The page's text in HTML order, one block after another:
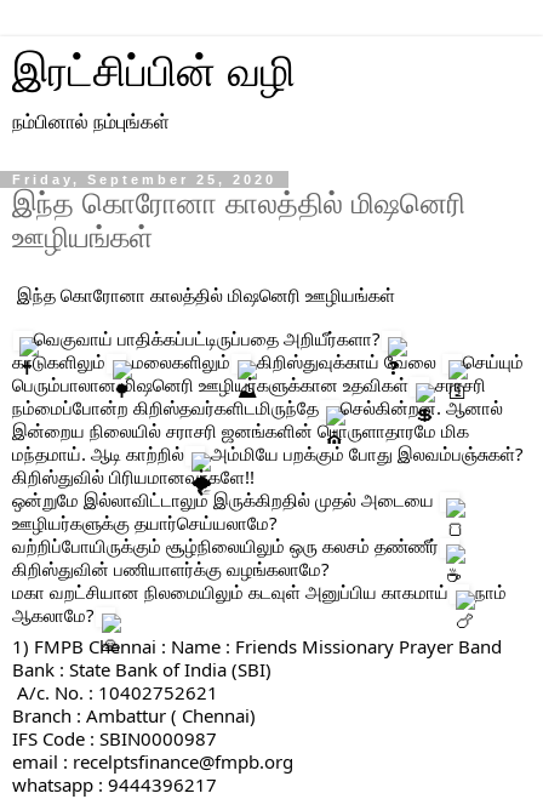
இரட்சிப்பின் வழி
நம்பினால் நம்புங்கள்
Friday, September 25, 2020
இந்த கொரோனா காலத்தில் மிஷனெரி
ஊழியங்கள்
இந்த கொரோனா காலத்தில் மிஷனெரி ஊழியங்கள்
வெகுவாய் பாதிக்கப்பட்டிருப்பதை அறியீர்களா?
காடுகளிலும்
மலைகளிலும் கிறிஸ்துவுக்காய் வேலை
செய்யும்
பெரும்பாலான மிஷனெரி ஊழியர்களுக்கான உதவிகள்
சராசரி
நம்மைப்போன்ற கிறிஸ்தவர்களிடமிருந்தே
செல்கின்றன. ஆனால்
இன்றைய நிலையில் சராசரி ஜனங்களின் பொருளாதாரமே மிக
மந்தமாய். ஆடி காற்றில்
அம்மியே பறக்கும் போது இலவம்பஞ்சுகள்?
கிறிஸ்துவில் பிரியமானவர்களே!!
ஒன்றுமே இல்லாவிட்டாலும் இருக்கிறதில் முதல் அடையை
ஊழியர்களுக்கு தயார்செய்யலாமே?
வற்றிப்போயிருக்கும் சூழ்நிலையிலும் ஒரு கலசம் தண்ணீர்
கிறிஸ்துவின் பணியாளர்க்கு வழங்கலாமே?
மகா வறட்சியான நிலமையிலும் கடவுள் அனுப்பிய காகமாய்
நாம்
ஆகலாமே?
1) FMPB Chennai : Name : Friends Missionary Prayer Band
Bank : State Bank of India (SBI)
A/c. No. : 10402752621
Branch : Ambattur ( Chennai)
IFS Code : SBIN0000987
email : recelptsfinance@fmpb.org
whatsapp : 9444396217